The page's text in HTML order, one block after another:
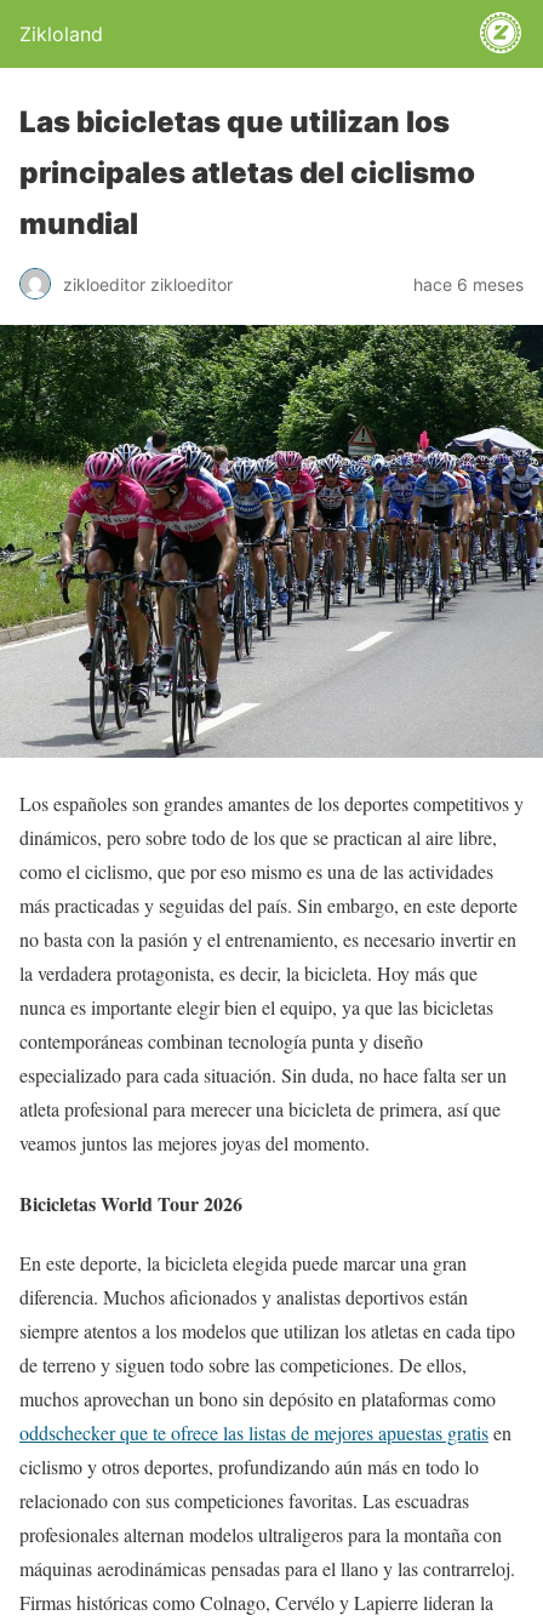
Zikloland
Las bicicletas que utilizan los
principales atletas del ciclismo
mundial
zikloeditor zikloeditor hace 6 meses
Los españoles son grandes amantes de los deportes competitivos y
dinámicos, pero sobre todo de los que se practican al aire libre,
como el ciclismo, que por eso mismo es una de las actividades
más practicadas y seguidas del país. Sin embargo, en este deporte
no basta con la pasión y el entrenamiento, es necesario invertir en
la verdadera protagonista, es decir, la bicicleta. Hoy más que
nunca es importante elegir bien el equipo, ya que las bicicletas
contemporáneas combinan tecnología punta y diseño
especializado para cada situación. Sin duda, no hace falta ser un
atleta profesional para merecer una bicicleta de primera, así que
veamos juntos las mejores joyas del momento.
Bicicletas World Tour 2026
En este deporte, la bicicleta elegida puede marcar una gran
diferencia. Muchos aficionados y analistas deportivos están
siempre atentos a los modelos que utilizan los atletas en cada tipo
de terreno y siguen todo sobre las competiciones. De ellos,
muchos aprovechan un bono sin depósito en plataformas como
oddschecker que te ofrece las listas de mejores apuestas gratisen
ciclismo y otros deportes, profundizando aún más en todo lo
relacionado con sus competiciones favoritas. Las escuadras
profesionales alternan modelos ultraligeros para la montaña con
máquinas aerodinámicas pensadas para el llano y las contrarreloj.
Firmas históricas como Colnago, Cervélo y Lapierre lideran la